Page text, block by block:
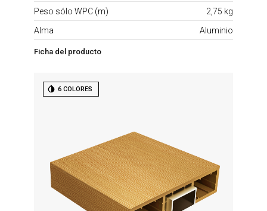
Peso sólo WPC (m)
2,75 kg
Alma
Aluminio
Ficha del producto
6 COLORES